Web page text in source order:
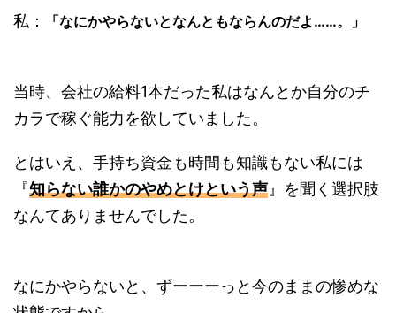
私： 「なにかやらないとなんともならんのだよ……。」
当時、会社の給料1本だった私はなんとか自分のチ
カラで稼ぐ能力を欲していました。
とはいえ、手持ち資金も時間も知識もない私には
『知らない誰かのやめとけという声 』を聞く選択肢
なんてありませんでした。
なにかやらないと、ずーーーっと今のままの惨めな